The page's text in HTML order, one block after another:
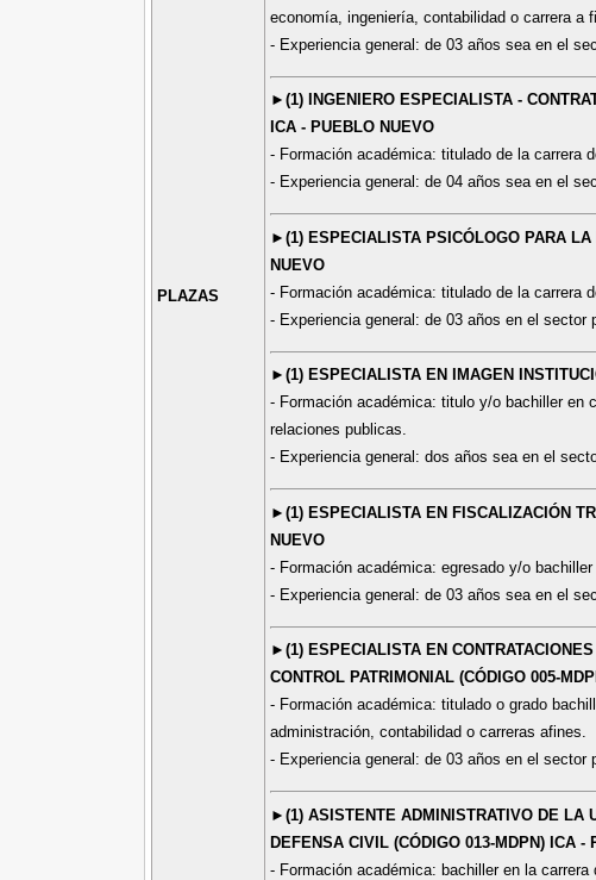
PLAZAS
economía, ingeniería, contabilidad o carrera a
- Experiencia general: de 03 años sea en el
►(1) INGENIERO ESPECIALISTA -
ICA - PUEBLO NUEVO
- Formación académica: titulado de la carrera
- Experiencia general: de 04 años sea en el
►(1) ESPECIALISTA PSICÓLOGO PARA
NUEVO
- Formación académica: titulado de la carrera
- Experiencia general: de 03 años en el sector
►(1) ESPECIALISTA EN IMAGEN
- Formación académica: titulo y/o bachiller en
relaciones publicas.
- Experiencia general: dos años sea en el
►(1) ESPECIALISTA EN FISCALIZACIÓN
NUEVO
- Formación académica: egresado y/o
- Experiencia general: de 03 años sea en el
►(1) ESPECIALISTA EN
CONTROL PATRIMONIAL (CÓDIGO 005-
- Formación académica: titulado o grado
administración, contabilidad o carreras afines.
- Experiencia general: de 03 años en el sector
►(1) ASISTENTE ADMINISTRATIVO DE LA
DEFENSA CIVIL (CÓDIGO 013-MDPN) ICA -
- Formación académica: bachiller en la